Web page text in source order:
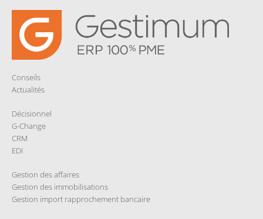
Conseils
Actualités
Décisionnel
G-Change
CRM
EDI
Gestion des affaires
Gestion des immobilisations
Gestion import rapprochement bancaire